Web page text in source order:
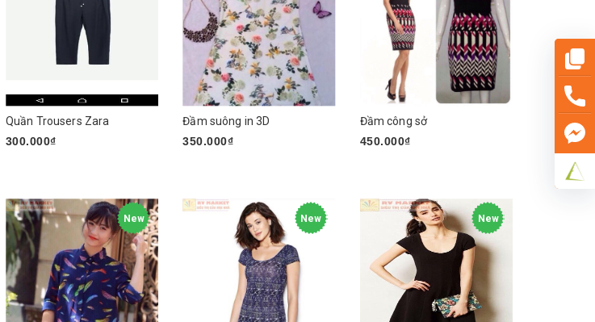
Quần Trousers Zara
300.000₫
Đầm suông in 3D
350.000₫
Đầm công sở
450.000₫
New New New